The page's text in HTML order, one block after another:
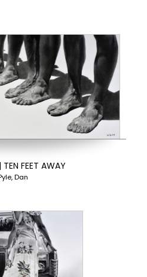
FEET AWAY
Dan